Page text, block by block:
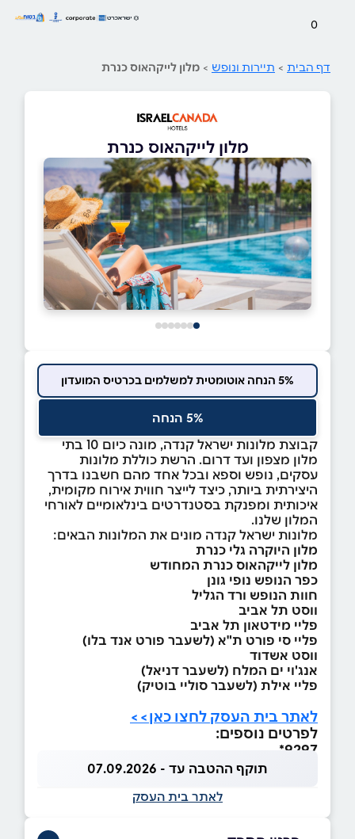
0
דף הבית > תיירות ונופש > מלון לייקהאוס כנרת
מלון לייקהאוס כנרת
5% הנחה אוטומטית למשלמים בכרטיס המועדון
5% הנחה
קבוצת מלונות ישראל קנדה, מונה כיום 10 בתי
מלון מצפון ועד דרום. הרשת כוללת מלונות
עסקים, נופש וספא ובכל אחד מהם חשבנו בדרך
היצירתית ביותר, כיצד לייצר חווית אירוח מקומית,
איכותית ומפנקת בסטנדרטים בינלאומיים לאורחי
המלון שלנו.
מלונות ישראל קנדה מונים את המלונות הבאים:
מלון היוקרה גלי כנרת
מלון לייקהאוס כנרת המחודש
כפר הנופש נופי גונן
חוות הנופש ורד הגליל
ווסט תל אביב
פליי מידטאון תל אביב
פליי סי פורט ת"א (לשעבר פורט אנד בלו)
ווסט אשדוד
אנג'וי ים המלח (לשעבר דניאל)
פליי אילת (לשעבר סוליי בוטיק)
לאתר בית העסק לחצו כאן>>
לפרטים נוספים:
9297*
תוקף ההטבה עד - 07.09.2026
לאתר בית העסק